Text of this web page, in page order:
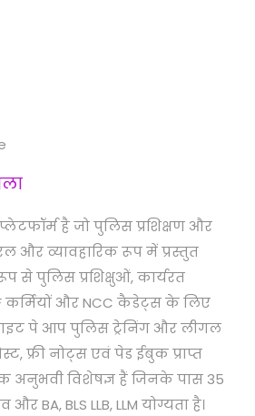
है जो पुलिस प्रशिक्षण और
और व्यावहारिक रूप में प्रस्तुत
से पुलिस प्रशिक्षुओं, कार्यरत
कर्मियों और NCC कैडेट्स के लिए
पे आप पुलिस ट्रेनिंग और लीगल
फ्री नोट्स एवं पेड ईबुक प्राप्त
अनुभवी विशेषज्ञ हैं जिनके पास 35
BA, BLS LLB, LLM योग्यता है।